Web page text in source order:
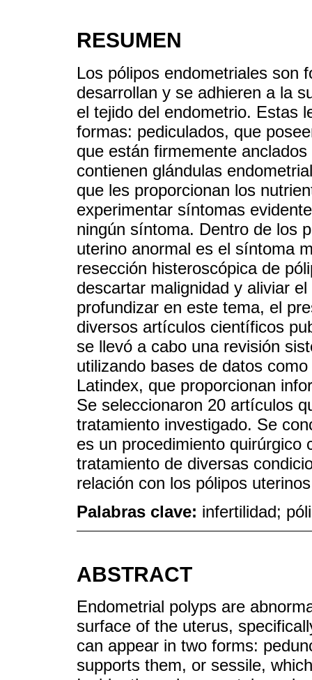
RESUMEN
Los pólipos endometriales son
desarrollan y se adhieren a la
el tejido del endometrio. Estas
formas: pediculados, que
que están firmemente
contienen glándulas
que les proporcionan los
experimentar síntomas
ningún síntoma. Dentro de los
uterino anormal es el síntoma
resección histeroscópica de
descartar malignidad y aliviar
profundizar en este tema, el
diversos artículos científicos
se llevó a cabo una revisión
utilizando bases de datos
Latindex, que proporcionan
Se seleccionaron 20 artículos
tratamiento investigado. Se
es un procedimiento quirúrgico
tratamiento de diversas
relación con los pólipos
Palabras clave: infertilidad;
ABSTRACT
Endometrial polyps are
surface of the uterus,
can appear in two forms:
supports them, or sessile,